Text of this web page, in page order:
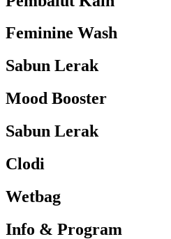
Feminine Wash
Sabun Lerak
Mood Booster
Sabun Lerak
Clodi
Wetbag
Info & Program